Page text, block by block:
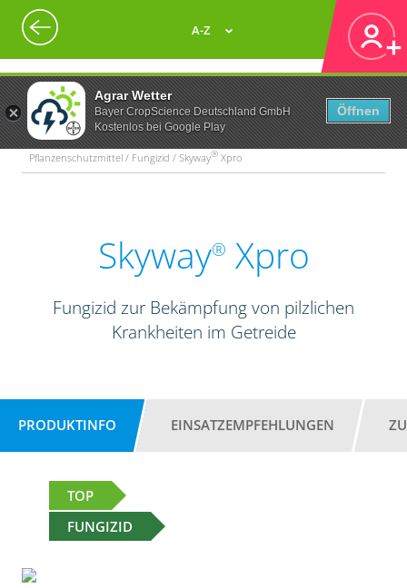
Agrar Wetter
Bayer CropScience Deutschland GmbH
Kostenlos bei Google Play
Öffnen
A-Z
Pflanzenschutzmittel / Fungizid / Skyway® Xpro
Skyway® Xpro
Fungizid zur Bekämpfung von pilzlichen
Krankheiten im Getreide
PRODUKTINFO EINSATZEMPFEHLUNGEN
TOP
FUNGIZID